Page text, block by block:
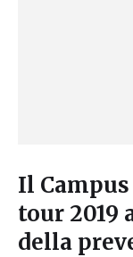
Il
tour 2019
della